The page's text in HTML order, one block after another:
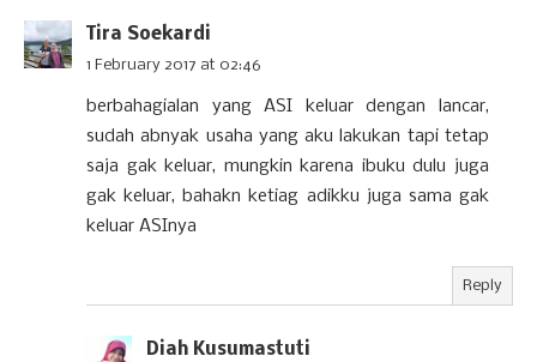
Tira Soekardi
1 February 2017 at 02:46
berbahagialan yang ASI keluar dengan lancar,
sudah abnyak usaha yang aku lakukan tapi tetap
saja gak keluar, mungkin karena ibuku dulu juga
gak keluar, bahakn ketiag adikku juga sama gak
keluar ASInya
Reply
Diah Kusumastuti